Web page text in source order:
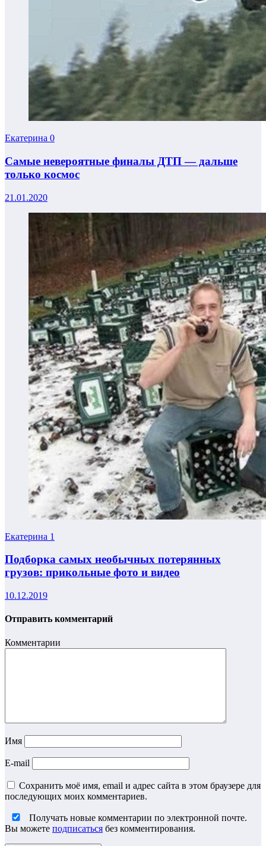
Екатерина 0
Самые невероятные финалы ДТП — дальше
только космос
21.01.2020
Екатерина 1
Подборка самых необычных потерянных
грузов: прикольные фото и видео
10.12.2019
Отправить комментарий
Комментарии
Имя
E-mail
Сохранить моё имя, email и адрес сайта в этом браузере для
последующих моих комментариев.
Получать новые комментарии по электронной почте.
Вы можете подписаться без комментирования.